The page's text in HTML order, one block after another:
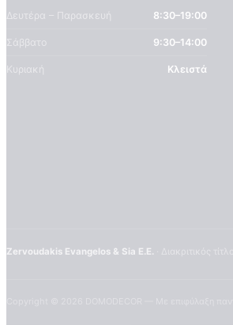
Δευτέρα – Παρασκευή 8:30–19:00
Σάββατο 9:30–14:00
Κυριακή Κλειστά
Zervoudakis Evangelos & Sia E.E.